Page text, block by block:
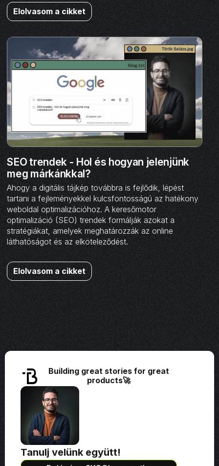
Elolvasom a cikket
SEO trendek - Hol és hogyan jelenjünk
meg márkánkkal?
Ahogy a digitális tájkép továbbra is fejlődik, lépést
tartani a fejleményekkel kulcsfontosságú az hatékony
weboldal optimalizációhoz. A keresőmotor
optimalizáció (SEO) trendek formálják azokat a
stratégiákat, amelyek meghatározzák az online
láthatóságot és az elköteleződést.
Elolvasom a cikket
Building great stories for great
products🚀
Tanulj velünk együtt!